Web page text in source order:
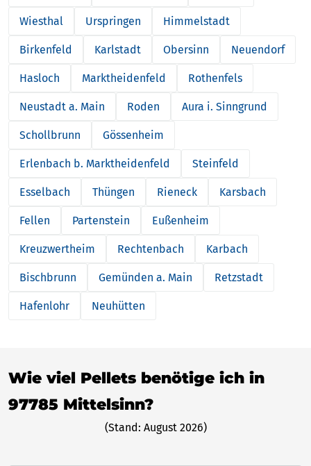
Wiesthal Urspringen Himmelstadt
Birkenfeld Karlstadt Obersinn Neuendorf
Hasloch Marktheidenfeld Rothenfels
Neustadt a. Main Roden Aura i. Sinngrund
Schollbrunn Gössenheim
Erlenbach b. Marktheidenfeld Steinfeld
Esselbach Thüngen Rieneck Karsbach
Fellen Partenstein Eußenheim
Kreuzwertheim Rechtenbach Karbach
Bischbrunn Gemünden a. Main Retzstadt
Hafenlohr Neuhütten
Wie viel Pellets benötige ich in
97785 Mittelsinn?
(Stand: August 2026)